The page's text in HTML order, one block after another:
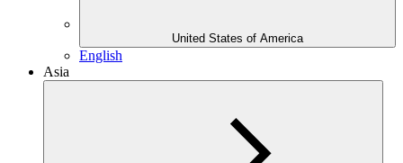
United States of America
English
Asia